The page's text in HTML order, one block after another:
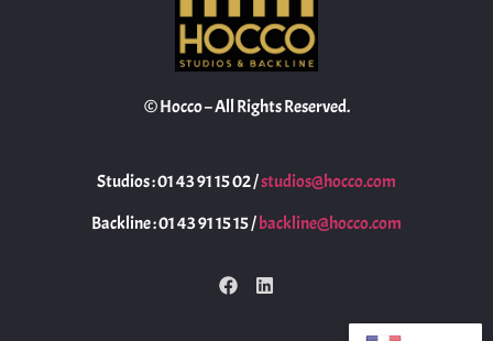
© Hocco – All Rights Reserved.
Studios : 01 43 91 15 02 /studios@hocco.com
Backline : 01 43 91 15 15 /backline@hocco.com